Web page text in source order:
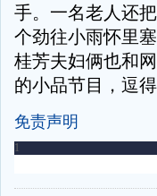
手。一名老人还
个劲往小雨怀里
桂芳夫妇俩也和
的小品节目，逗
免责声明
-